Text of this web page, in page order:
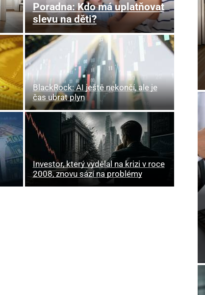
Poradna: Kdo má uplatňovat
slevu na děti?
BlackRock: AI ještě nekončí, ale je
čas ubrat plyn
Investor, který vydělal na krizi v roce
2008, znovu sází na problémy